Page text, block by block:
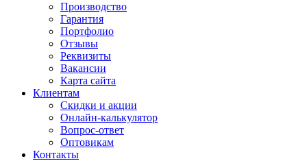
Производство
Гарантия
Портфолио
Отзывы
Реквизиты
Вакансии
Карта сайта
Клиентам
Скидки и акции
Онлайн-калькулятор
Вопрос-ответ
Оптовикам
Контакты